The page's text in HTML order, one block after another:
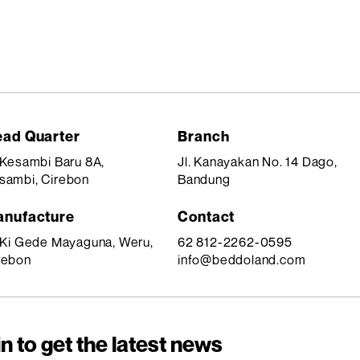
Quarter
Baru 8A,
Cirebon
Gede Mayaguna, Weru,
Branch
Jl. Kanayakan No. 14 Dago,
Bandung
Contact
62 812-2262-0595
info@beddoland.com
to get the latest news